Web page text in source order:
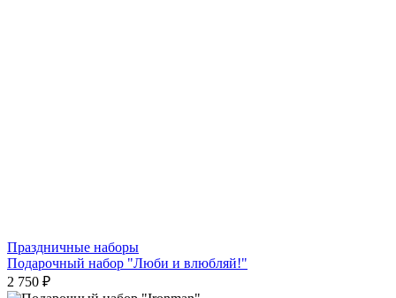
Праздничные наборы
Подарочный набор "Люби и влюбляй!"
2 750 ₽